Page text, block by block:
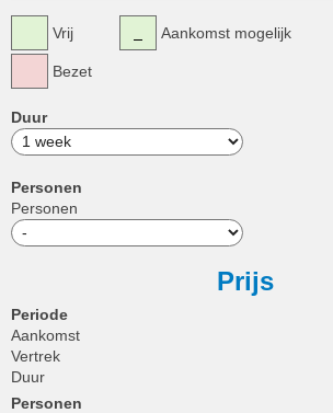
Vrij
Bezet
Aankomst mogelijk
Duur
Personen
Personen
Prijs
Periode
Aankomst
Vertrek
Duur
Personen